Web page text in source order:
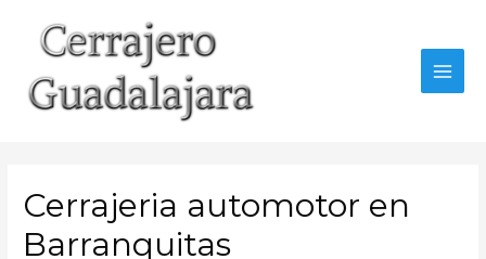
contenido
Cerrajeria automotor en
Barranquitas